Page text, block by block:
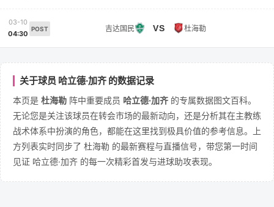
03-10
04:30
POST 吉达国民 VS 杜海勒
关于球员 哈立德·加齐 的数据记录
本页是 杜海勒 阵中重要成员 哈立德·加齐 的专属数据图文百科。
无论您是关注该球员在转会市场的最新动向，还是分析其在主教练
战术体系中扮演的角色，都能在这里找到极具价值的参考信息。上
方列表实时同步了 杜海勒 的最新赛程与直播信号，带您第一时间
见证 哈立德·加齐 的每一次精彩首发与进球助攻表现。